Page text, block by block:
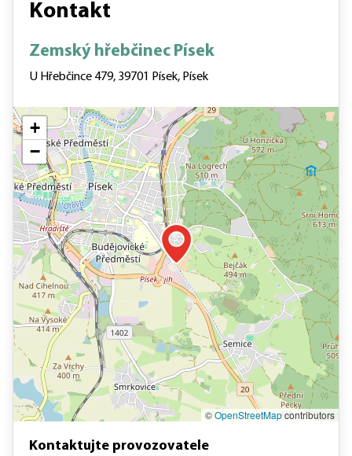
Kontakt
Zemský hřebčinec Písek
U Hřebčince 479, 39701 Písek, Písek
+
−
©OpenStreetMapcontributors
Kontaktujte provozovatele